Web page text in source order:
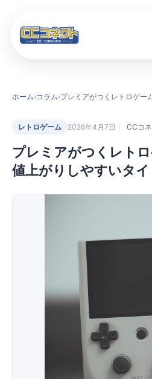
店舗案内
お問い合わ
オンライ
ホーム›コラム›
レトロゲーム 2026年4月7日 CCコ
プレミアがつくレトロ
値上がりしやすいタ